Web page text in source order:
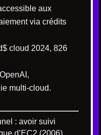
aux
via crédits
cloud 2024, 826
multi-cloud.
: avoir suivi
d’EC2 (2006)